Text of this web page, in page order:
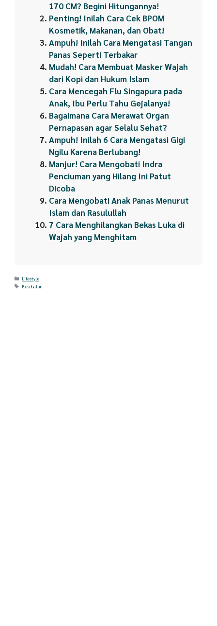
170 CM? Begini Hitungannya!
Penting! Inilah Cara Cek BPOM
Kosmetik, Makanan, dan Obat!
Ampuh! Inilah Cara Mengatasi Tangan
Panas Seperti Terbakar
Mudah! Cara Membuat Masker Wajah
dari Kopi dan Hukum Islam
Cara Mencegah Flu Singapura pada
Anak, Ibu Perlu Tahu Gejalanya!
Bagaimana Cara Merawat Organ
Pernapasan agar Selalu Sehat?
Ampuh! Inilah 6 Cara Mengatasi Gigi
Ngilu Karena Berlubang!
Manjur! Cara Mengobati Indra
Penciuman yang Hilang Ini Patut
Dicoba
Cara Mengobati Anak Panas Menurut
Islam dan Rasulullah
7 Cara Menghilangkan Bekas Luka di
Wajah yang Menghitam
Categories
Lifestyle
Tags
Kesehatan